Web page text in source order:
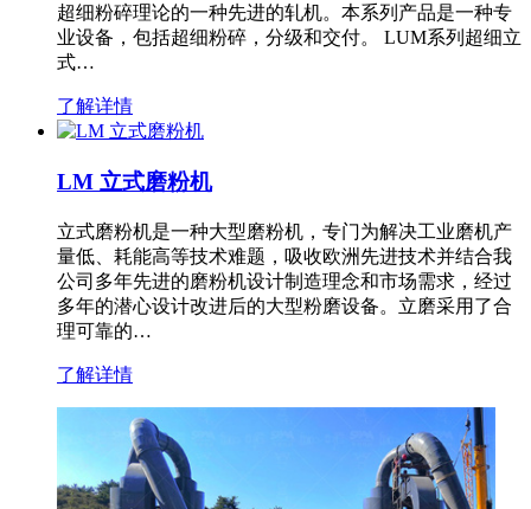
超细粉碎理论的一种先进的轧机。本系列产品是一种专
业设备，包括超细粉碎，分级和交付。 LUM系列超细立
式…
了解详情
LM 立式磨粉机
立式磨粉机是一种大型磨粉机，专门为解决工业磨机产
量低、耗能高等技术难题，吸收欧洲先进技术并结合我
公司多年先进的磨粉机设计制造理念和市场需求，经过
多年的潜心设计改进后的大型粉磨设备。立磨采用了合
理可靠的…
了解详情